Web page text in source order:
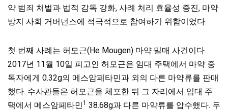
약 범죄 처벌과 법적 감독 강화, 사례 처리 효율성 증진, 마약
방지 사회 거버넌스에 적극적으로 참여하기 위함이었다.
첫 번째 사례는 허모근(He Mougen) 마약 밀매 사건이다.
2017년 11월 10일 피고인 허모근은 임대 주택에서 마약 중
독자에게 0.32g의 메스암페타민과 외의 다른 마약류를 판매
했다. 수사관들은 허모근을 체포한 뒤 그 자리에서 임대 주
택에서 메스암페타민1 38.68g과 다른 마약류를 압수했다. 두